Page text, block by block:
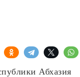
Абхазия